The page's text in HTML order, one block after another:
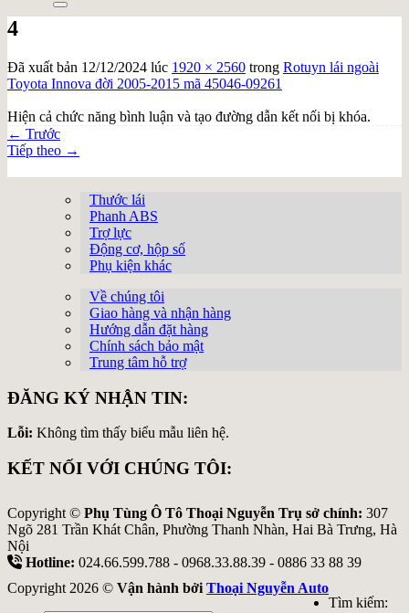
4
Đã xuất bản 12/12/2024 lúc 1920 × 2560 trong Rotuyn lái ngoài
Toyota Innova đời 2005-2015 mã 45046-09261
Hiện cả chức năng bình luận và tạo đường dẫn kết nối bị khóa.
← Trước
Tiếp theo →
Thước lái
Phanh ABS
Trợ lực
Động cơ, hộp số
Phụ kiện khác
Về chúng tôi
Giao hàng và nhận hàng
Hướng dẫn đặt hàng
Chính sách bảo mật
Trung tâm hỗ trợ
ĐĂNG KÝ NHẬN TIN:
Lỗi: Không tìm thấy biểu mẫu liên hệ.
KẾT NỐI VỚI CHÚNG TÔI:
Copyright © Phụ Tùng Ô Tô Thoại Nguyễn Trụ sở chính: 307
Ngõ 281 Trần Khát Chân, Phường Thanh Nhàn, Hai Bà Trưng, Hà
Nội
Hotline: 024.66.599.788 - 0968.33.88.39 - 0886 33 88 39
Copyright 2026 © Vận hành bởi Thoại Nguyễn Auto
Tìm kiếm: